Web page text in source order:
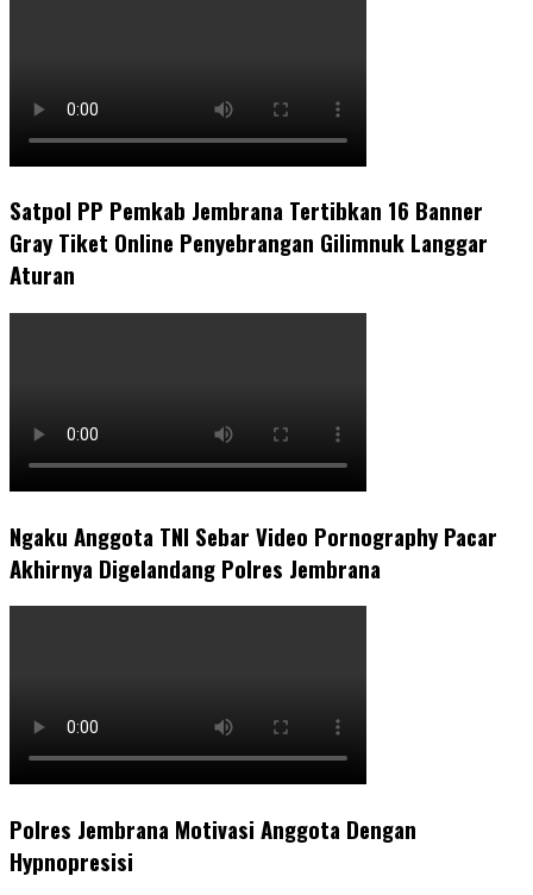
Satpol PP Pemkab Jembrana Tertibkan 16 Banner
Gray Tiket Online Penyebrangan Gilimnuk Langgar
Aturan
Ngaku Anggota TNI Sebar Video Pornography Pacar
Akhirnya Digelandang Polres Jembrana
Polres Jembrana Motivasi Anggota Dengan
Hypnopresisi